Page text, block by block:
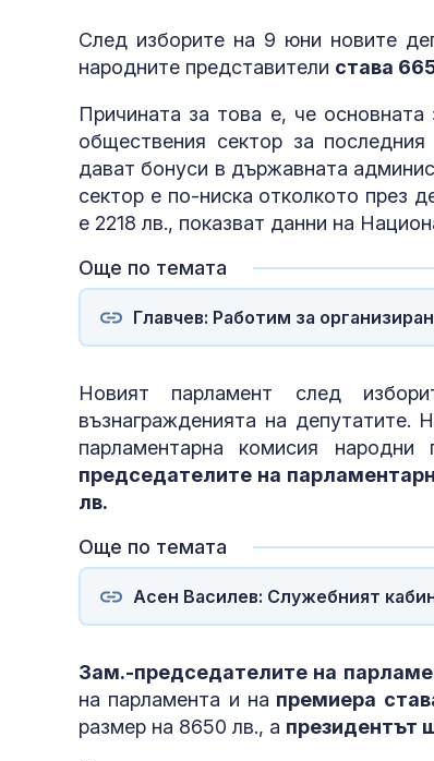
След изборите на 9 юни новите
народните представители става
Причината за това е, че
обществения сектор за
дават бонуси в държавната
сектор е по-ниска отколкото през
е 2218 лв., показват данни на
Още по темата
Главчев: Работим за
Новият парламент след
възнагражденията на
парламентарна комисия
председателите на
лв.
Още по темата
Асен Василев: Служебният
Зам.-председателите на
на парламента и на премиера
размер на 8650 лв., а президентът